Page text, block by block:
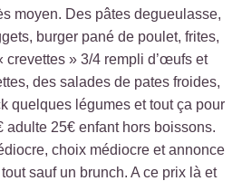
moyen. Des pâtes degueulasse,
burger pané de poulet, frites,
crevettes » 3/4 rempli d’œufs et
des salades de pates froides,
quelques légumes et tout ça pour
adulte 25€ enfant hors boissons.
choix médiocre et annonce
sauf un brunch. A ce prix là et